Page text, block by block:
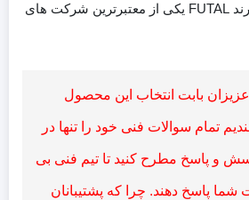
قابل ذکر نیز هست که برند FUTAL یکی از معتبرترین شرکت های
بابت انتخاب این محصول
تمام سوالات فنی خود را تنها در
و پاسخ مطرح کنید تا تیم فنی بی
شما پاسخ دهند. چرا که پشتیبانان